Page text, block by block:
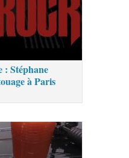
: Stéphane
à Paris